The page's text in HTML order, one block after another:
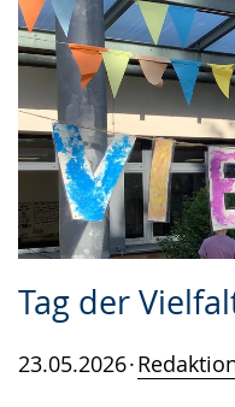
Tag der
23.05.2026